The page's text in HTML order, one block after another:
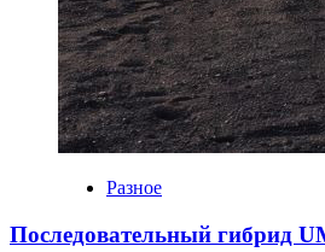
Разное
Последовательный гибрид